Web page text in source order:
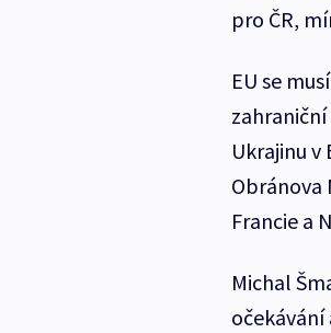
pro ČR,
EU se
Ukrajinu v
Obránova
Francie a
Michal
očekávání